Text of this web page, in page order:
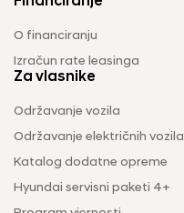
O financiranju
Izračun rate leasinga
Za vlasnike
Održavanje vozila
Održavanje električnih vozila
Katalog dodatne opreme
Hyundai servisni paketi 4+